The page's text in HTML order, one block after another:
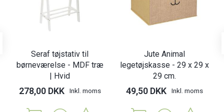
Seraf tøjstativ til
børneværelse - MDF træ
| Hvid
278,00 DKK Inkl. moms
Jute Animal
legetøjskasse - 29 x 29 x
29 cm.
49,50 DKK Inkl. moms